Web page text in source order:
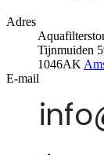
Adres
Tijnmuiden
1046AK
E-mail